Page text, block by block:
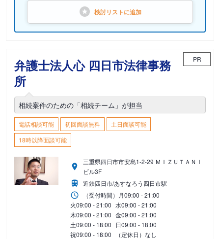
検討リストに追加
弁護士法人心 四日市法律事務
所
PR
相続案件のための「相続チーム」が担当
電話相談可能 初回面談無料
土日面談可能
18時以降面談可能
三重県四日市市安島1-2-29 ＭＩＺＵＴＡＮＩ
ビル3F
近鉄四日市/あすなろう四日市駅
（受付時間） 月09:00 - 21:00
火09:00 - 21:00 水09:00 - 21:00
木09:00 - 21:00 金09:00 - 21:00
土09:00 - 18:00 日09:00 - 18:00
祝09:00 - 18:00 （定休日）なし